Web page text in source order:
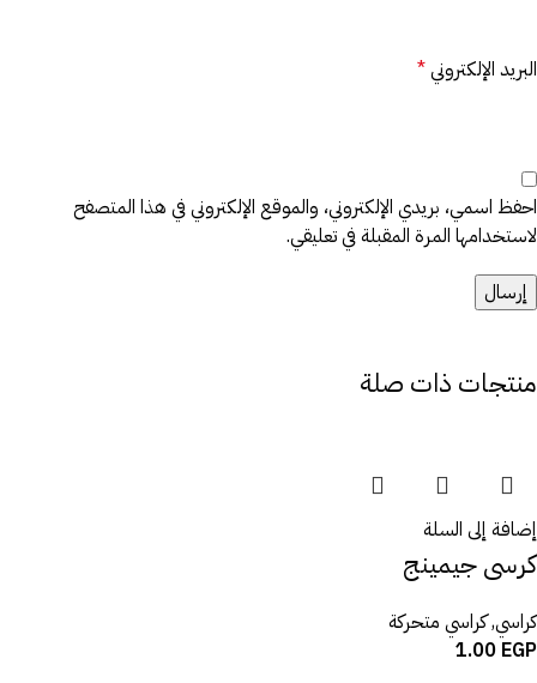
البريد الإلكتروني*
احفظ اسمي، بريدي الإلكتروني، والموقع الإلكتروني في هذا المتصفح
لاستخدامها المرة المقبلة في تعليقي.
منتجات ذات صلة
إضافة إلى السلة
كرسى جيمينج
كراسي,كراسي متحركة
1.00 EGP